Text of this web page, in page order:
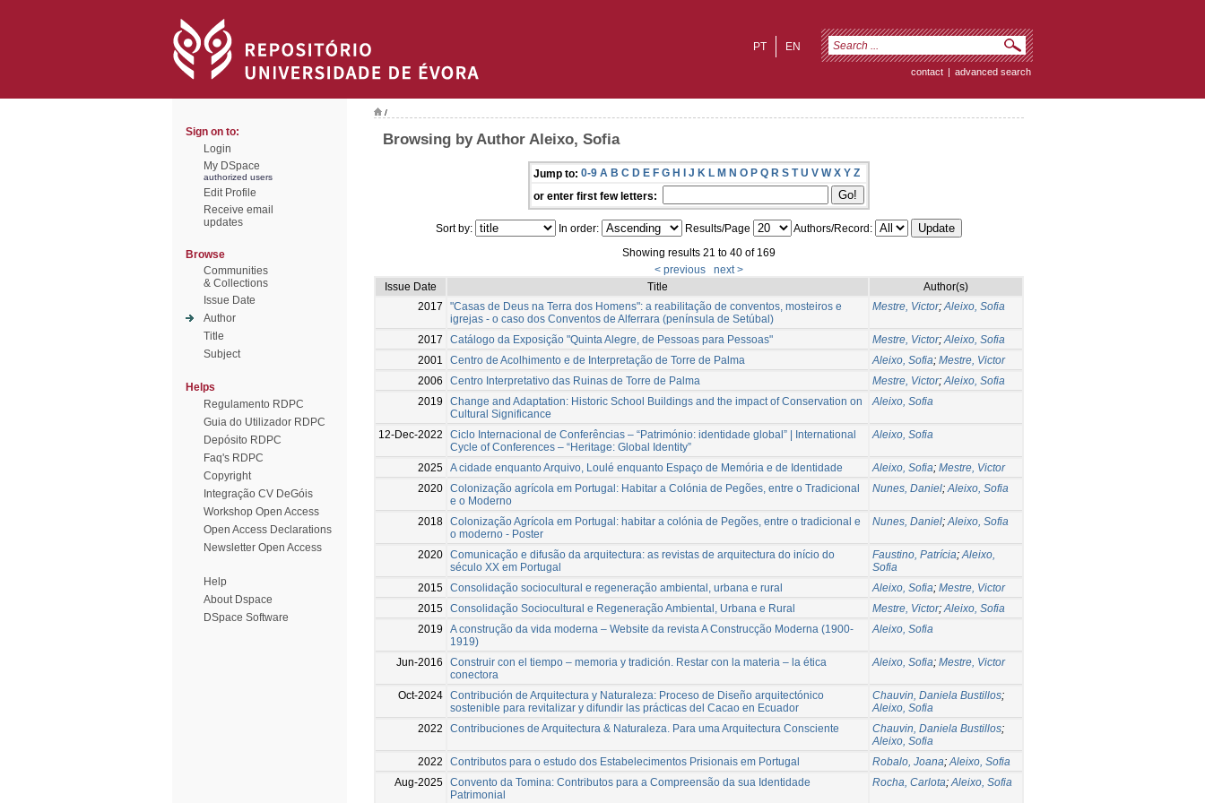
EN
PT
contact | advanced search
Sign on to:
Login
My DSpace
authorized users
Edit Profile
Receive email
updates
Browse
Communities
& Collections
Issue Date
Author
Title
Subject
Helps
Regulamento RDPC
Guia do Utilizador RDPC
Depósito RDPC
Faq's RDPC
Copyright
Integração CV DeGóis
Workshop Open Access
Open Access Declarations
Newsletter Open Access
Help
About Dspace
DSpace Software
/
Browsing by Author Aleixo, Sofia
Jump to: 0-9 A B C D E F G H I J K L M N O P Q R S T U V W X Y Z
or enter first few letters:
Sort by: In order: Results/Page
Authors/Record:
Showing results 21 to 40 of 169
< previous
next >
Issue Date
Title
Author(s)
2017
"Casas de Deus na Terra dos Homens": a reabilitação de conventos, mosteiros e
igrejas - o caso dos Conventos de Alferrara (península de Setúbal)
Mestre, Victor;Aleixo, Sofia
2017 Catálogo da Exposição "Quinta Alegre, de Pessoas para Pessoas" Mestre, Victor;Aleixo, Sofia
2001
Centro de Acolhimento e de Interpretação de Torre de Palma Aleixo, Sofia; Mestre, Victor
2006
Centro Interpretativo das Ruinas de Torre de Palma Mestre, Victor;Aleixo, Sofia
2019
Change and Adaptation: Historic School Buildings and the impact of Conservation on
Cultural Significance
Aleixo, Sofia
12-Dec-2022
Ciclo Internacional de Conferências – “Património: identidade global” | International
Cycle of Conferences – “Heritage: Global Identity”
Aleixo, Sofia
2025 A cidade enquanto Arquivo, Loulé enquanto Espaço de Memória e de Identidade Aleixo, Sofia; Mestre, Victor
2020 Colonização agrícola em Portugal: Habitar a Colónia de Pegões, entre o Tradicional
e o Moderno
Nunes, Daniel;Aleixo, Sofia
2018 Colonização Agrícola em Portugal: habitar a colónia de Pegões, entre o tradicional e
o moderno - Poster
Nunes, Daniel;Aleixo, Sofia
2020 Comunicação e difusão da arquitectura: as revistas de arquitectura do início do
século XX em Portugal
Faustino, Patrícia;Aleixo,
Sofia
2015 Consolidação sociocultural e regeneração ambiental, urbana e rural Aleixo, Sofia; Mestre, Victor
2015 Consolidação Sociocultural e Regeneração Ambiental, Urbana e Rural Mestre, Victor;Aleixo, Sofia
2019
A construção da vida moderna – Website da revista A Construcção Moderna (1900-
1919)
Aleixo, Sofia
Jun-2016
Construir con el tiempo – memoria y tradición. Restar con la materia – la ética
conectora
Aleixo, Sofia; Mestre, Victor
Oct-2024 Contribución de Arquitectura y Naturaleza: Proceso de Diseño arquitectónico
sostenible para revitalizar y difundir las prácticas del Cacao en Ecuador
Chauvin, Daniela Bustillos;
Aleixo, Sofia
2022
Contribuciones de Arquitectura & Naturaleza. Para uma Arquitectura Consciente Chauvin, Daniela Bustillos;
Aleixo, Sofia
2022
Contributos para o estudo dos Estabelecimentos Prisionais em Portugal Robalo, Joana;Aleixo, Sofia
Aug-2025 Convento da Tomina: Contributos para a Compreensão da sua Identidade
Patrimonial
Rocha, Carlota;Aleixo, Sofia